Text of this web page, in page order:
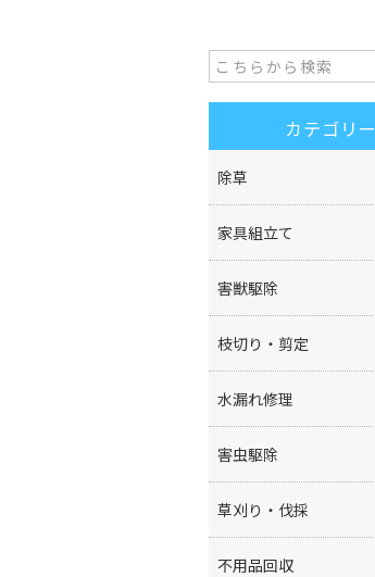
カテゴリー
除草
家具組立て
害獣駆除
枝切り・剪定
水漏れ修理
害虫駆除
草刈り・伐採
不用品回収